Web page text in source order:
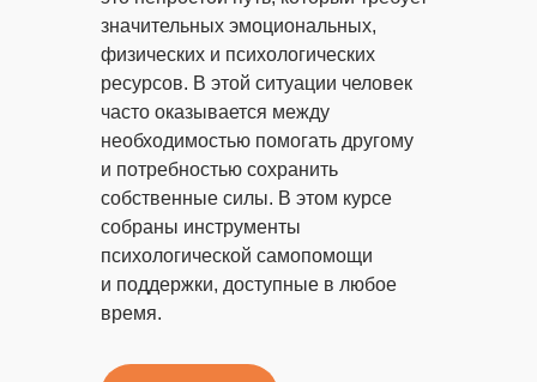
значительных эмоциональных,
физических и психологических
ресурсов. В этой ситуации человек
часто оказывается между
необходимостью помогать другому
и потребностью сохранить
собственные силы. В этом курсе
собраны инструменты
психологической самопомощи
и поддержки, доступные в любое
время.